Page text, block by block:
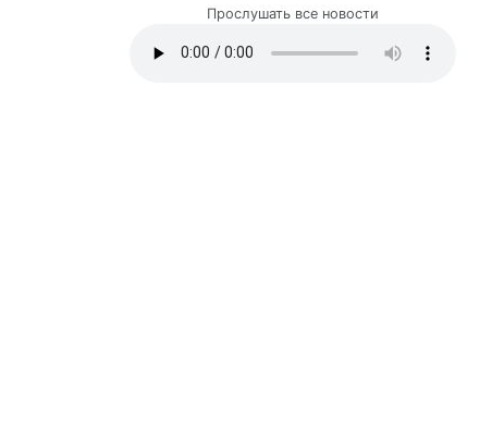
Прослушать все новости